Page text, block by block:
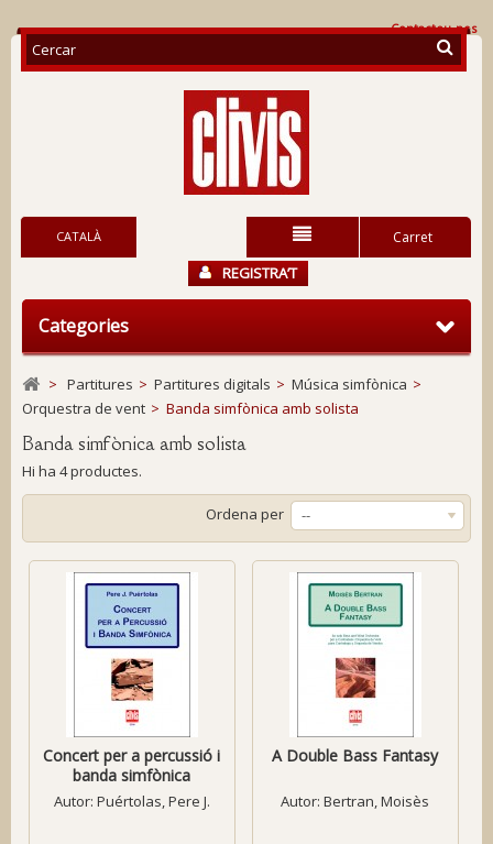
Contacteu-nos
Carret
CATALÀ
REGISTRA’T
Categories
> Partitures > Partitures digitals > Música simfònica >
Orquestra de vent > Banda simfònica amb solista
Banda simfònica amb solista
Hi ha 4 productes.
Ordena per --
Concert per a percussió i
banda simfònica
Autor: Puértolas, Pere J.
A Double Bass Fantasy
Autor:Bertran, Moisès